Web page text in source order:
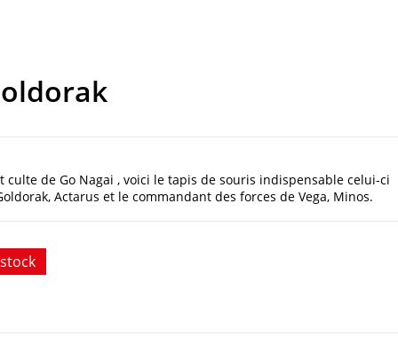
culte de Go Nagai , voici le tapis de souris indispensable celui-ci
Actarus et le commandant des forces de Vega, Minos.